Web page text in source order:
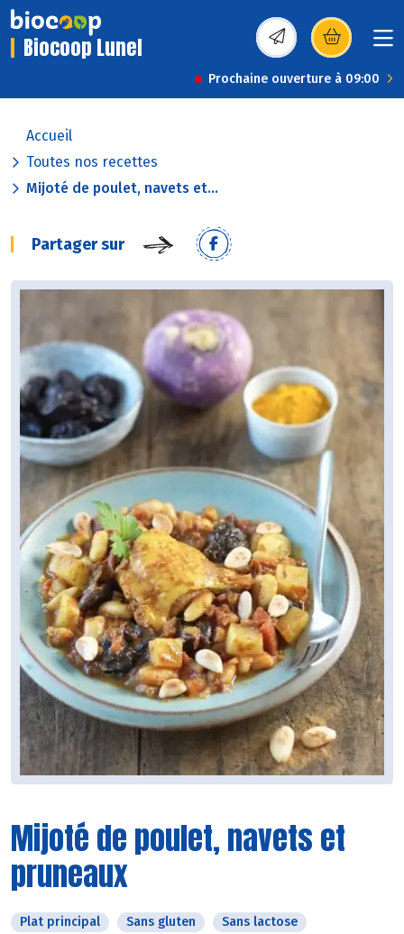
Biocoop Lunel (s’ouvre dans une
Prochaine ouverture à 09:00
Accueil
Toutes nos recettes
Mijoté de poulet, navets et...
Partager sur
Mijoté de poulet, navets et
pruneaux
Plat principal Sans gluten
Sans lactose